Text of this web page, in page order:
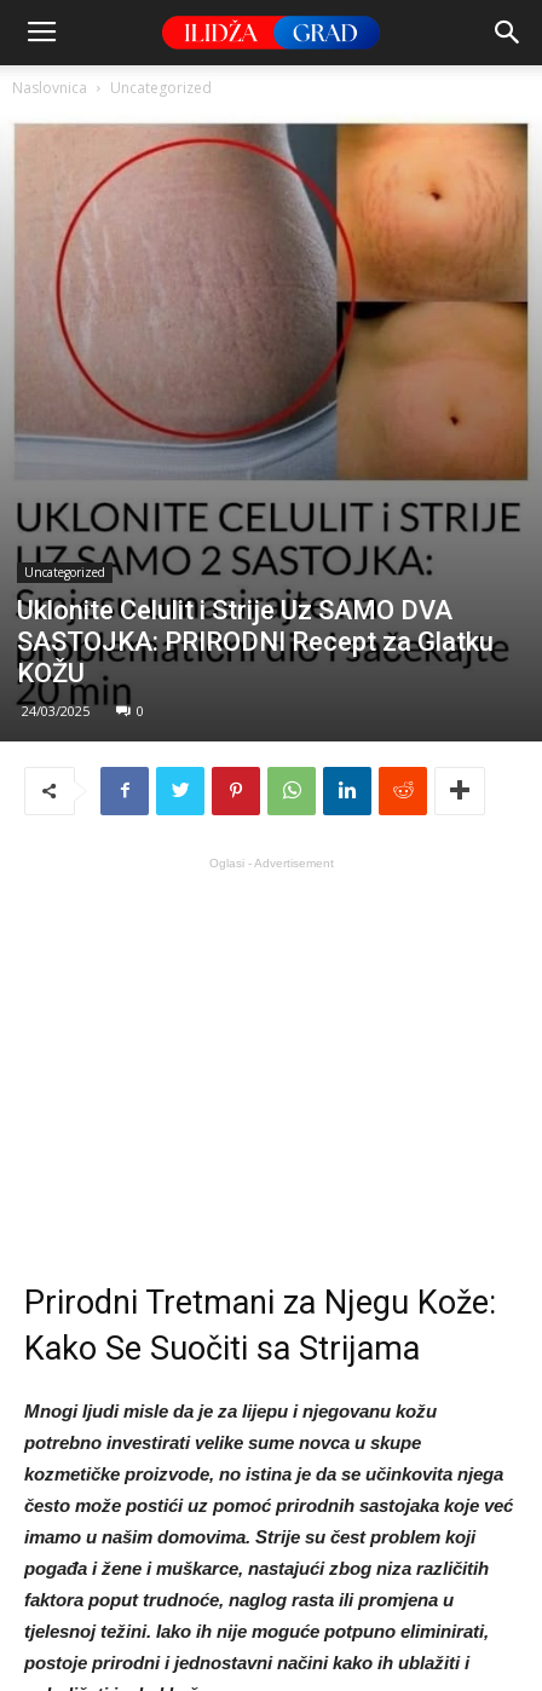
Naslovnica Uncategorized
Uncategorized
Uklonite Celulit i Strije Uz SAMO DVA
SASTOJKA: PRIRODNI Recept za Glatku
KOŽU
24/03/2025 0
Oglasi - Advertisement
Prirodni Tretmani za Njegu Kože:
Kako Se Suočiti sa Strijama
Mnogi ljudi misle da je za lijepu i njegovanu kožu
potrebno investirati velike sume novca u skupe
kozmetičke proizvode, no istina je da se učinkovita njega
često može postići uz pomoć prirodnih sastojaka koje već
imamo u našim domovima. Strije su čest problem koji
pogađa i žene i muškarce, nastajući zbog niza različitih
faktora poput trudnoće, naglog rasta ili promjena u
tjelesnoj težini. Iako ih nije moguće potpuno eliminirati,
postoje prirodni i jednostavni načini kako ih ublažiti i